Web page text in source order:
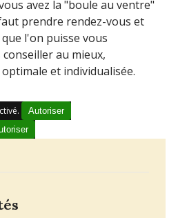
avez la "boule au ventre"
prendre rendez-vous et
l'on puisse vous
au mieux,
et individualisée.
Autoriser